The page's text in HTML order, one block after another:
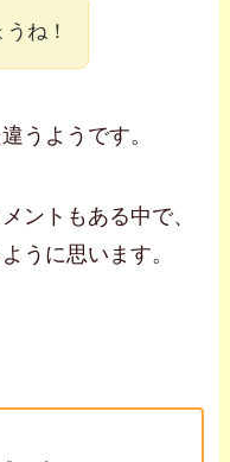
ね！
うようです。
ントもある中で、
うに思います。